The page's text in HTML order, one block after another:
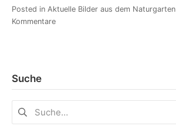
Posted in Aktuelle Bilder aus dem Naturgarten
Kommentare
Suche